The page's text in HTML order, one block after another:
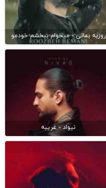
روزبه بمانی - میخوام ببخشم خودمو
نیواد - غریبه